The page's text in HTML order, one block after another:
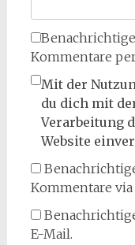
Kommentare
Mit der
du dich mit
Verarbeitung
Website
Kommentare via
E-Mail.